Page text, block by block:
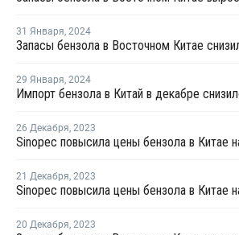
31 Января, 2024
29 Января, 2024
Импорт бензола в Китай в декабре
26 Декабря, 2023
Sinopec повысила цены бензола в Китае
21 Декабря, 2023
Sinopec повысила цены бензола в Китае
20 Декабря, 2023